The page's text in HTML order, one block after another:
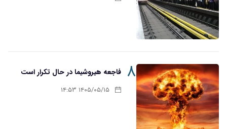
۸ فاجعه هیروشیما در حال تکرار است
۱۴۰۵/۰۵/۱۵ ۱۴:۵۳